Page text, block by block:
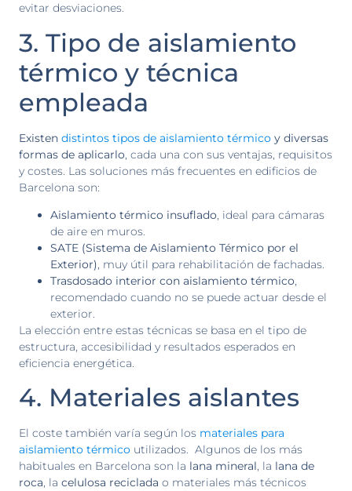
evitar desviaciones.
3. Tipo de aislamiento
térmico y técnica
empleada
Existen distintos tipos de aislamiento térmico y diversas
formas de aplicarlo , cada una con sus ventajas, requisitos
y costes. Las soluciones más frecuentes en edificios de
Barcelona son:
Aislamiento térmico insuflado, ideal para cámaras
de aire en muros.
SATE (Sistema de Aislamiento Térmico por el
Exterior), muy útil para rehabilitación de fachadas.
Trasdosado interior con aislamiento térmico,
recomendado cuando no se puede actuar desde el
exterior.
La elección entre estas técnicas se basa en el tipo de
estructura, accesibilidad y resultados esperados en
eficiencia energética.
4. Materiales aislantes
El coste también varía según los materiales para
aislamiento térmico utilizados. Algunos de los más
habituales en Barcelona son la lana mineral, la lana de
roca, la celulosa reciclada o materiales más técnicos